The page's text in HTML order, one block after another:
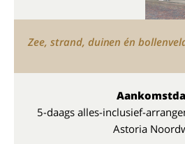
Zee, strand, duinen én
5-daags alles-inclusief-
Astoria